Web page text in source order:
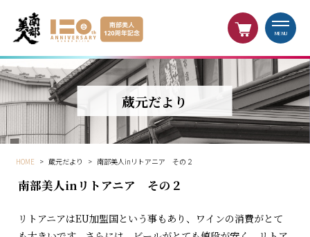
MENU
蔵元だより
HOME > 蔵元だより > 南部美人inリトアニア その２
南部美人inリトアニア その２
リトアニアはEU加盟国という事もあり、ワインの消費がとて